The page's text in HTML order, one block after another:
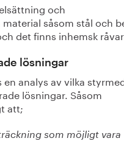
och
såsom stål och
det finns inhemsk
lösningar
analys av vilka
lösningar. Såsom
att;
som möjligt vara